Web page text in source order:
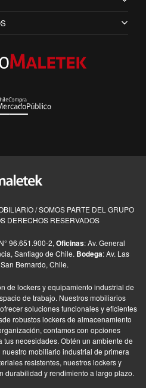
/ SOMOS PARTE DEL GRUPO
DERECHOS RESERVADOS
96.651.900-2, Oficinas: Av. General
Santiago de Chile. Bodega: Av. Las
Bernardo, Chile.
de lockers y equipamiento industrial de
de trabajo. Nuestros mobiliarios
soluciones funcionales y eficientes
robustos lockers de almacenamiento
contamos con opciones
necesidades. Obtén un ambiente de
mobiliario industrial de primera
resistentes, nuestros lockers y
durabilidad y rendimiento a largo plazo.